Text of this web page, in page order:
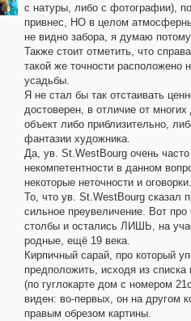
с натуры, либо с фотографии),
привнес, НО в целом
не видно забора, я думаю
Также стоит отметить, что
такой же точности расположено
усадьбы.
Я не стал бы так отстаивать
достоверен, в отличие от
объект либо приблизительно,
фантазии художника.
Да, ув. St.WestBourg очень часто
некомпетентности в данном
некоторые неточности и оговорки.
То, что ув. St.WestBourg сказал
сильное преувеличение. Вот
столбы и остались ЛИШЬ, на
родные, ещё 19 века.
Кирпичный сарай, про который
предположить, исходя из
(по гуглокарте дом с номером
виден: во-первых, он на другом
правым обрезом картины.